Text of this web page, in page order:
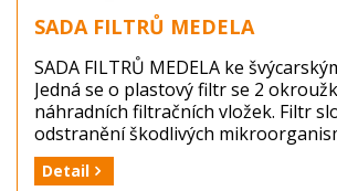
SADA FILTRŮ MEDELA
SADA FILTRŮ MEDELA ke
Jedná se o plastový filtr se 2
náhradních filtračních vložek. Filtr
odstranění škodlivých
aby se PATOGENY vracely zpět do
Papírovou filtrační vložku je třeba
Detail